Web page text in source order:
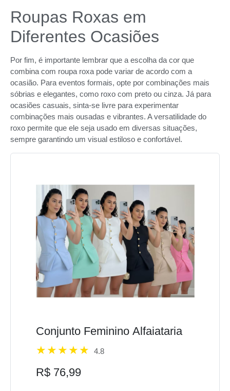
Roupas Roxas em
Diferentes Ocasiões
Por fim, é importante lembrar que a escolha da cor que
combina com roupa roxa pode variar de acordo com a
ocasião. Para eventos formais, opte por combinações mais
sóbrias e elegantes, como roxo com preto ou cinza. Já para
ocasiões casuais, sinta-se livre para experimentar
combinações mais ousadas e vibrantes. A versatilidade do
roxo permite que ele seja usado em diversas situações,
sempre garantindo um visual estiloso e confortável.
Conjunto Feminino Alfaiataria
4.8
R$ 76,99